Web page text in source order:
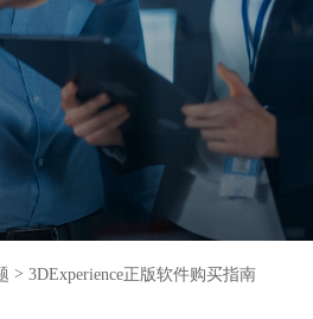
> 3DExperience正版软件购买指南